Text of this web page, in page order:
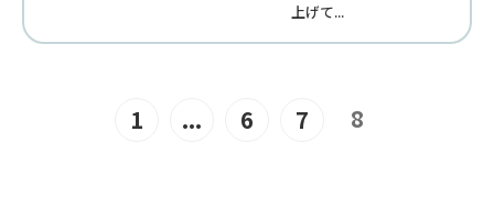
上げて...
1 ... 6 7 8